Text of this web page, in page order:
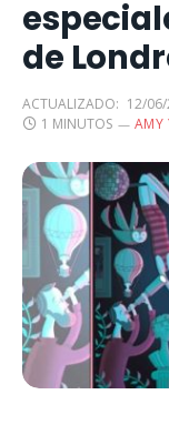
de
ACTUALIZADO: 12/
1 MINUTOS
AMY